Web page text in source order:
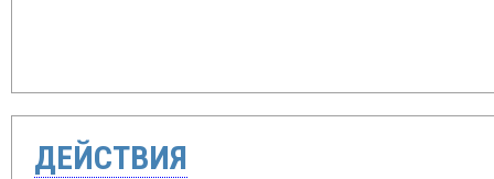
ДЕЙСТВИЯ